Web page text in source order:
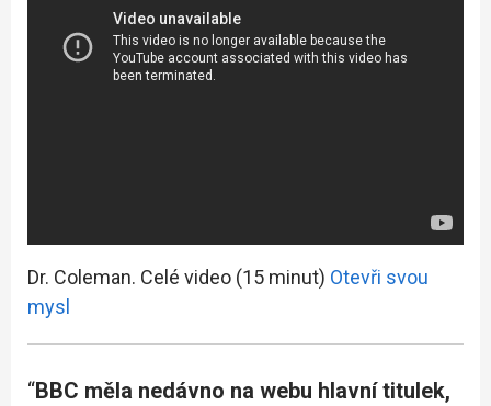
Dr. Coleman. Celé video (15 minut) Otevři svou
mysl
“BBC měla nedávno na webu hlavní titulek,